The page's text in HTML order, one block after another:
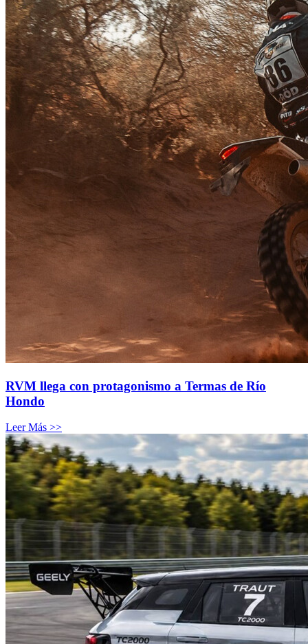
RVM llega con protagonismo a Termas de Río
Hondo
Leer Más >>